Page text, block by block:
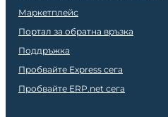
Маркетплейс
Портал за обратна връзка
Поддръжка
Пробвайте Express сега
Пробвайте ERP.net сега